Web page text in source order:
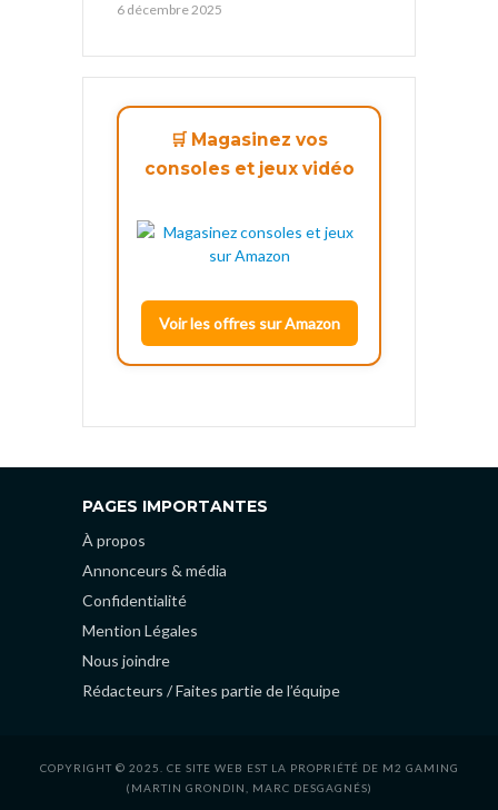
6 décembre 2025
🛒 Magasinez vos
consoles et jeux vidéo
Voir les offres sur Amazon
PAGES IMPORTANTES
À propos
Annonceurs & média
Confidentialité
Mention Légales
Nous joindre
Rédacteurs / Faites partie de l’équipe
COPYRIGHT © 2025. CE SITE WEB EST LA PROPRIÉTÉ DE M2 GAMING
(MARTIN GRONDIN, MARC DESGAGNÉS)